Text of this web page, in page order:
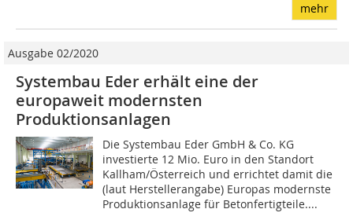
mehr
Ausgabe 02/2020
Systembau Eder erhält eine der
europaweit modernsten
Produktionsanlagen
Die Systembau Eder GmbH & Co. KG
investierte 12 Mio. Euro in den Standort
Kallham/Österreich und errichtet damit die
(laut Herstellerangabe) Europas modernste
Produktionsanlage für Betonfertigteile....